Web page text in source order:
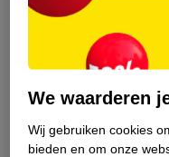
Over Kruidvat
We waarderen
Wij gebruiken cookies
bieden en om onze